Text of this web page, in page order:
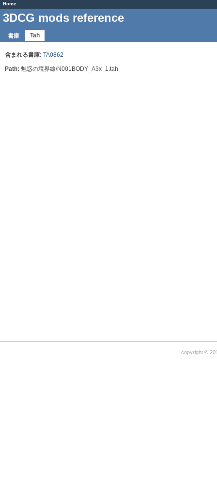
Home
3DCG mods reference
書庫 Tah
含まれる書庫: TA0862
Path: 魅惑の境界線/N001BODY_A3x_1.tah
copyright ©